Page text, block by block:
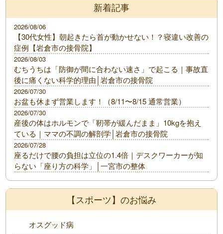
新着記事
【30代女性】朝起きたら首が動かせない！？寝違い改善の
症例【岩倉市の接骨院】
2026/08/06
むちうちは「防御が間に合わない速さ」で起こる｜事故直
後に痛くない科学的理由│岩倉市の接骨院
2026/08/03
お盆も休まず営業します！（8/11〜8/15 通常営業）
2026/07/30
産後の体はホルモンで「靭帯が緩んだまま」10kgを抱え
ている｜ママの不調の解剖学│岩倉市の接骨院
2026/07/30
座るだけで腰の負担は立位の1.4倍｜デスクワーカーが知
らない「座り方の科学」│一宮市の整体
2026/07/28
【スポーツ】のお悩み
オスグッド病